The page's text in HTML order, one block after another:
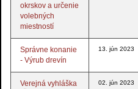
okrskov a určenie
volebných
miestností
Správne konanie
- Výrub drevín
13. jún 2023
Verejná vyhláška
02. jún 2023